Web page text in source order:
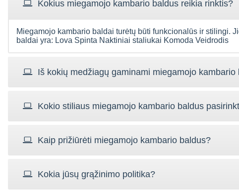
Kokius miegamojo kambario baldus reikia rinktis?
Miegamojo kambario baldai turėtų būti funkcionalūs ir stilingi.
baldai yra: Lova Spinta Naktiniai staliukai Komoda Veidrodis
Iš kokių medžiagų gaminami miegamojo kambario
Kokio stiliaus miegamojo kambario baldus
Kaip prižiūrėti miegamojo kambario baldus?
Kokia jūsų grąžinimo politika?